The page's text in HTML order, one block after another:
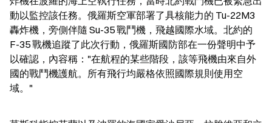
動以監控該任務。俄羅斯空軍部署了具核能力的 Tu-22M3
轟炸機，旁側伴隨 Su-35 戰鬥機，飛越國際水域。北約的
F-35 戰機追蹤了此次行動，俄羅斯國防部在一份聲明中予
以確認，內容稱："在航程的某些階段，該等飛機由來自外
國的戰鬥機護航。所有飛行均嚴格依照國際規則使用空
域。"